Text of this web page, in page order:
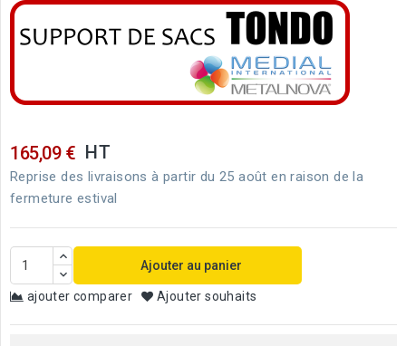
165,09 € HT
Reprise des livraisons à partir du 25 août en raison de la
fermeture estival
Ajouter au panier
ajouter comparer Ajouter souhaits